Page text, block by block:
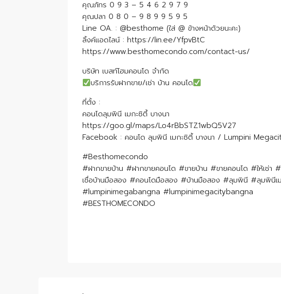
คุณภัทร 0 9 3 – 5 4 6 2 9 7 9
คุณปลา 0 8 0 – 9 8 9 9 5 9 5
Line OA. : @besthome (ใส่ @ ข้างหน้าด้วยนะคะ)
ลิ้งค์แอดไลน์ : https://lin.ee/YfpvBtC
https://www.besthomecondo.com/contact-us/
บริษัท เบสท์โฮมคอนโด จำกัด
บริการรับฝากขาย/เช่า บ้าน คอนโด
ที่ตั้ง :
คอนโดลุมพินี เมกะซิตี้ บางนา
https://goo.gl/maps/Lo4rBbSTZ1wbQ5V27
Facebook : คอนโด ลุมพินี เมกะซิตี้ บางนา / Lumpini
#Besthomecondo
#ฝากขายบ้าน #ฝากขายคอนโด #ขายบ้าน #ขายคอนโด #ให้เช่า
เชื่อบ้านมือสอง #คอนโดมือสอง #บ้านมือสอง #ลุมพินี #ลุมพินีเ
#lumpinimegabangna #lumpinimegacitybangna
#BESTHOMECONDO